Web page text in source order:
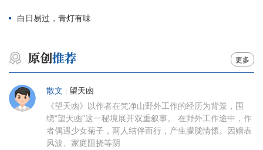
白日易过，青灯有味
更多
散文 望天凼
《望天凼》以作者在梵净山野外工作的经历为背景，围
绕“望天凼”这一秘境展开双重叙事。 在野外工作途中，作
者偶遇少女菊子，两人结伴而行，产生朦胧情愫。因赠表
风波、家庭阻挠等阴